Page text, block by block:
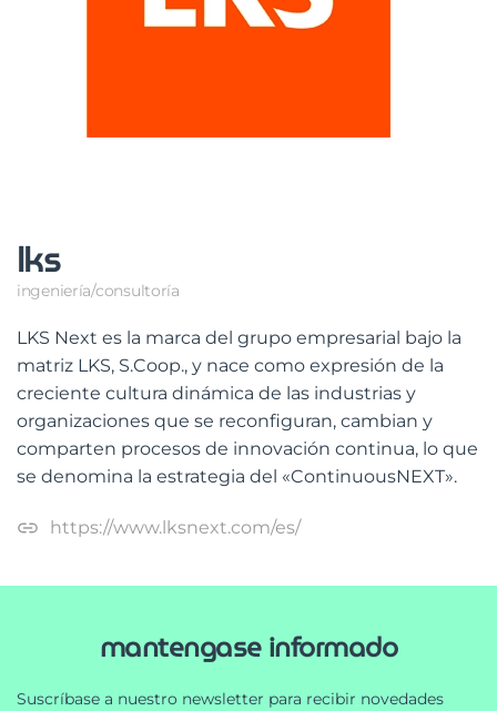
lks
ingeniería/consultoría
LKS Next es la marca del grupo empresarial bajo la
matriz LKS, S.Coop., y nace como expresión de la
creciente cultura dinámica de las industrias y
organizaciones que se reconfiguran, cambian y
comparten procesos de innovación continua, lo que
se denomina la estrategia del «ContinuousNEXT».
https://www.lksnext.com/es/
mantengase informado
Suscríbase a nuestro newsletter para recibir novedades